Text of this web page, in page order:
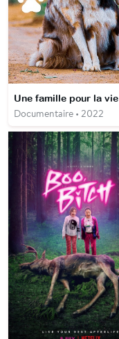
Une famille pour la vie
Documentaire • 2022